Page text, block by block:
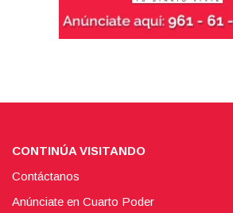
CONTINÚA VISITANDO
Contáctanos
Anúnciate en Cuarto Poder